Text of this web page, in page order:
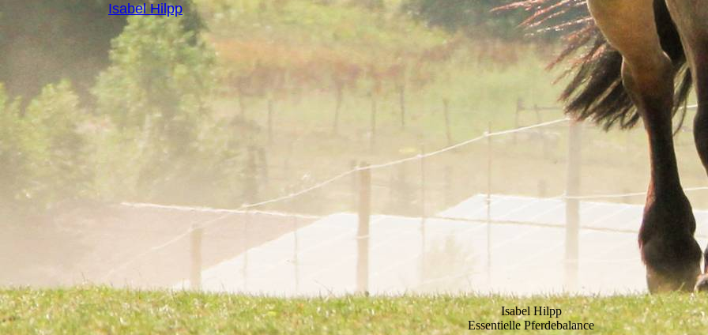
Isabel Hilpp
Isabel Hilpp
Essentielle Pferdebalance